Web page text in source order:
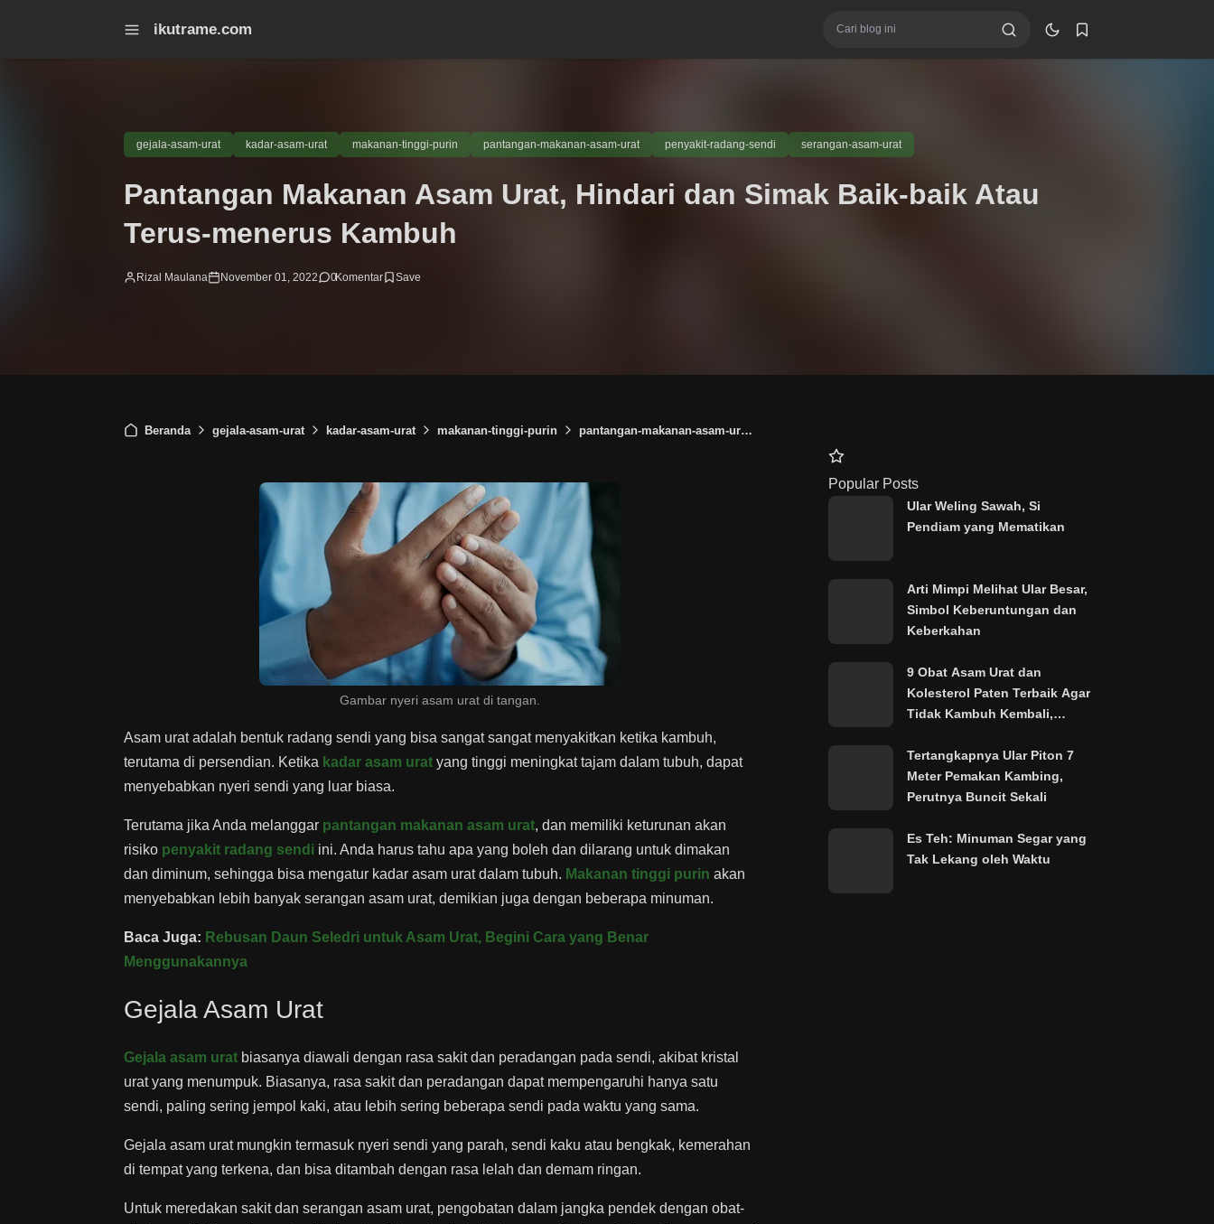
ikutrame.com
gejala-asam-urat kadar-asam-urat makanan-tinggi-purin pantangan-makanan-asam-urat penyakit-radang-sendi serangan-asam-urat
Pantangan Makanan Asam Urat, Hindari dan Simak Baik-baik Atau
Terus-menerus Kambuh
Rizal Maulana November 01, 2022 0Komentar
Beranda gejala-asam-urat kadar-asam-urat makanan-tinggi-purin pantangan-makanan-asam-urat
Gambar nyeri asam urat di tangan.
Asam urat adalah bentuk radang sendi yang bisa sangat sangat menyakitkan ketika kambuh,
terutama di persendian. Ketika kadar asam urat yang tinggi meningkat tajam dalam tubuh, dapat
menyebabkan nyeri sendi yang luar biasa.
Terutama jika Anda melanggar pantangan makanan asam urat, dan memiliki keturunan akan
risiko penyakit radang sendi ini. Anda harus tahu apa yang boleh dan dilarang untuk dimakan
dan diminum, sehingga bisa mengatur kadar asam urat dalam tubuh. Makanan tinggi purin akan
menyebabkan lebih banyak serangan asam urat, demikian juga dengan beberapa minuman.
Baca Juga: Rebusan Daun Seledri untuk Asam Urat, Begini Cara yang Benar
Menggunakannya
Gejala Asam Urat
Gejala asam urat biasanya diawali dengan rasa sakit dan peradangan pada sendi, akibat kristal
urat yang menumpuk. Biasanya, rasa sakit dan peradangan dapat mempengaruhi hanya satu
sendi, paling sering jempol kaki, atau lebih sering beberapa sendi pada waktu yang sama.
Gejala asam urat mungkin termasuk nyeri sendi yang parah, sendi kaku atau bengkak, kemerahan
di tempat yang terkena, dan bisa ditambah dengan rasa lelah dan demam ringan.
Untuk meredakan sakit dan serangan asam urat, pengobatan dalam jangka pendek dengan obat-
Popular Posts
Ular Weling Sawah, Si
Pendiam yang Mematikan
Arti Mimpi Melihat Ular Besar,
Simbol Keberuntungan dan
Keberkahan
9 Obat Asam Urat dan
Kolesterol Paten Terbaik Agar
Tidak Kambuh Kembali,
Tertangkapnya Ular Piton 7
Meter Pemakan Kambing,
Perutnya Buncit Sekali
Es Teh: Minuman Segar yang
Tak Lekang oleh Waktu